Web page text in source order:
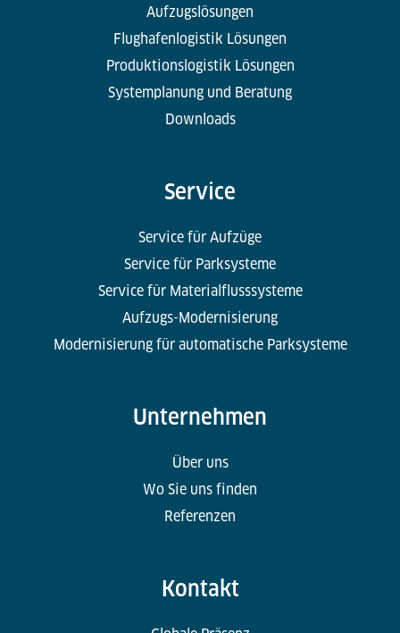
Aufzugslösungen
Flughafenlogistik Lösungen
Produktionslogistik Lösungen
Systemplanung und Beratung
Downloads
Service
Service für Aufzüge
Service für Parksysteme
Service für Materialflusssysteme
Aufzugs-Modernisierung
Modernisierung für automatische Parksysteme
Unternehmen
Über uns
Wo Sie uns finden
Referenzen
Kontakt